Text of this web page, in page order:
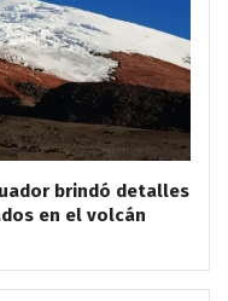
brindó detalles
en el volcán